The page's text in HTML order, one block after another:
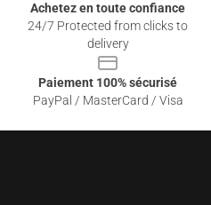
Achetez en toute confiance
24/7 Protected from clicks to
delivery
Paiement 100% sécurisé
PayPal / MasterCard / Visa